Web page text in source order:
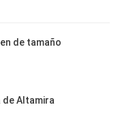
de tamaño
de Altamira